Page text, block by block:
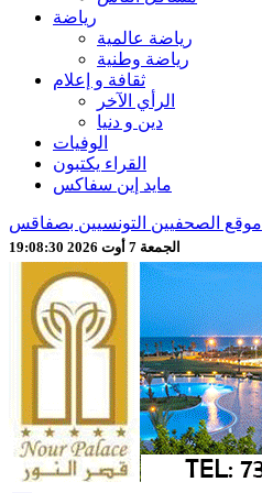
رياضة
رياضة عالمية
رياضة وطنية
ثقافة و إعلام
الرأي الآخر
دين و دنيا
الوفيات
القراء يكتبون
مايد إين سفاكس
موقع الصحفيين التونسيين بصفاقس
الجمعة 7 أوت 2026 19:08:32